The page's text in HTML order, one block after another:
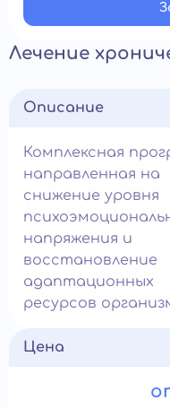
Лечение
Описание
Комплексная
направленная на
снижение уровня
напряжения и
восстановление
адаптационных
ресурсов
Цена